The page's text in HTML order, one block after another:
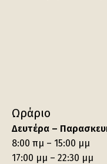
Ωράριο
Δευτέρα –
8:00 πμ – 15:00 μμ
17:00 μμ – 22:30 μμ